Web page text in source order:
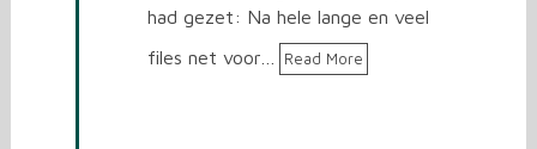
had gezet: Na hele lange en veel
files net voor…
Read More